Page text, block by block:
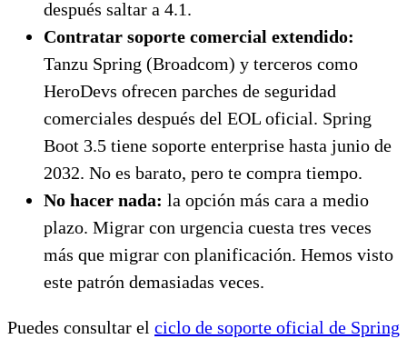
después saltar a 4.1.
Contratar soporte comercial extendido:
Tanzu Spring (Broadcom) y terceros como
HeroDevs ofrecen parches de seguridad
comerciales después del EOL oficial. Spring
Boot 3.5 tiene soporte enterprise hasta junio de
2032. No es barato, pero te compra tiempo.
No hacer nada: la opción más cara a medio
plazo. Migrar con urgencia cuesta tres veces
más que migrar con planificación. Hemos visto
este patrón demasiadas veces.
Puedes consultar el ciclo de soporte oficial de Spring